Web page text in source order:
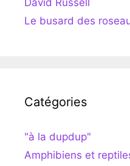
Le busard des
Catégories
"à la dupdup"
Amphibiens et